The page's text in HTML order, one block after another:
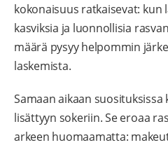
kokonaisuus ratkaisevat: kun
kasviksia ja luonnollisia
määrä pysyy helpommin
laskemista.
Samaan aikaan
lisättyyn sokeriin. Se eroaa
arkeen huomaamatta: